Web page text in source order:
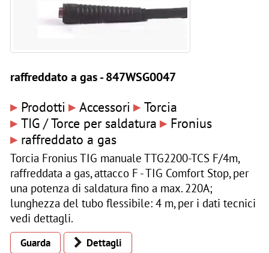
raffreddato a gas - 847WSG0047
▸ Prodotti ▸ Accessori ▸ Torcia
▸ TIG / Torce per saldatura ▸ Fronius
▸ raffreddato a gas
Torcia Fronius TIG manuale TTG2200-TCS F/4m,
raffreddata a gas, attacco F - TIG Comfort Stop, per
una potenza di saldatura fino a max. 220A;
lunghezza del tubo flessibile: 4 m, per i dati tecnici
vedi dettagli.
Guarda
Dettagli